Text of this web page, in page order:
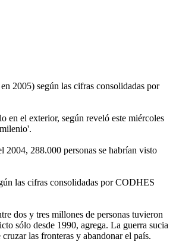
2005) según las cifras consolidadas por
en el exterior, según reveló este miércoles
2004, 288.000 personas se habrían visto
las cifras consolidadas por CODHES
dos y tres millones de personas tuvieron
sólo desde 1990, agrega. La guerra sucia
las fronteras y abandonar el país.